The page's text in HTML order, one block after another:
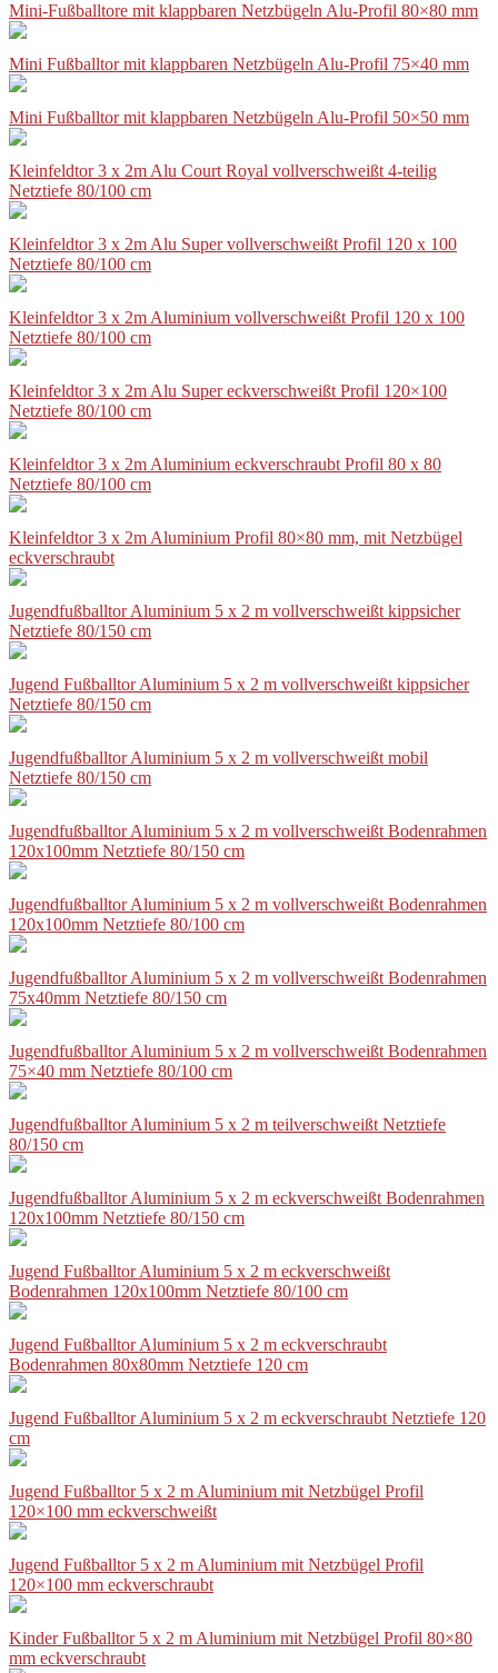
Mini-Fußballtore mit klappbaren Netzbügeln Alu-Profil 80×80 mm
Mini Fußballtor mit klappbaren Netzbügeln Alu-Profil 75×40 mm
Mini Fußballtor mit klappbaren Netzbügeln Alu-Profil 50×50 mm
Kleinfeldtor 3 x 2m Alu Court Royal vollverschweißt 4-teilig
Netztiefe 80/100 cm
Kleinfeldtor 3 x 2m Alu Super vollverschweißt Profil 120 x 100
Netztiefe 80/100 cm
Kleinfeldtor 3 x 2m Aluminium vollverschweißt Profil 120 x 100
Netztiefe 80/100 cm
Kleinfeldtor 3 x 2m Alu Super eckverschweißt Profil 120×100
Netztiefe 80/100 cm
Kleinfeldtor 3 x 2m Aluminium eckverschraubt Profil 80 x 80
Netztiefe 80/100 cm
Kleinfeldtor 3 x 2m Aluminium Profil 80×80 mm, mit Netzbügel
eckverschraubt
Jugendfußballtor Aluminium 5 x 2 m vollverschweißt kippsicher
Netztiefe 80/150 cm
Jugend Fußballtor Aluminium 5 x 2 m vollverschweißt kippsicher
Netztiefe 80/150 cm
Jugendfußballtor Aluminium 5 x 2 m vollverschweißt mobil
Netztiefe 80/150 cm
Jugendfußballtor Aluminium 5 x 2 m vollverschweißt Bodenrahmen
120x100mm Netztiefe 80/150 cm
Jugendfußballtor Aluminium 5 x 2 m vollverschweißt Bodenrahmen
120x100mm Netztiefe 80/100 cm
Jugendfußballtor Aluminium 5 x 2 m vollverschweißt Bodenrahmen
75x40mm Netztiefe 80/150 cm
Jugendfußballtor Aluminium 5 x 2 m vollverschweißt Bodenrahmen
75×40 mm Netztiefe 80/100 cm
Jugendfußballtor Aluminium 5 x 2 m teilverschweißt Netztiefe
80/150 cm
Jugendfußballtor Aluminium 5 x 2 m eckverschweißt Bodenrahmen
120x100mm Netztiefe 80/150 cm
Jugend Fußballtor Aluminium 5 x 2 m eckverschweißt
Bodenrahmen 120x100mm Netztiefe 80/100 cm
Jugend Fußballtor Aluminium 5 x 2 m eckverschraubt
Bodenrahmen 80x80mm Netztiefe 120 cm
Jugend Fußballtor Aluminium 5 x 2 m eckverschraubt Netztiefe 120
cm
Jugend Fußballtor 5 x 2 m Aluminium mit Netzbügel Profil
120×100 mm eckverschweißt
Jugend Fußballtor 5 x 2 m Aluminium mit Netzbügel Profil
120×100 mm eckverschraubt
Kinder Fußballtor 5 x 2 m Aluminium mit Netzbügel Profil 80×80
mm eckverschraubt